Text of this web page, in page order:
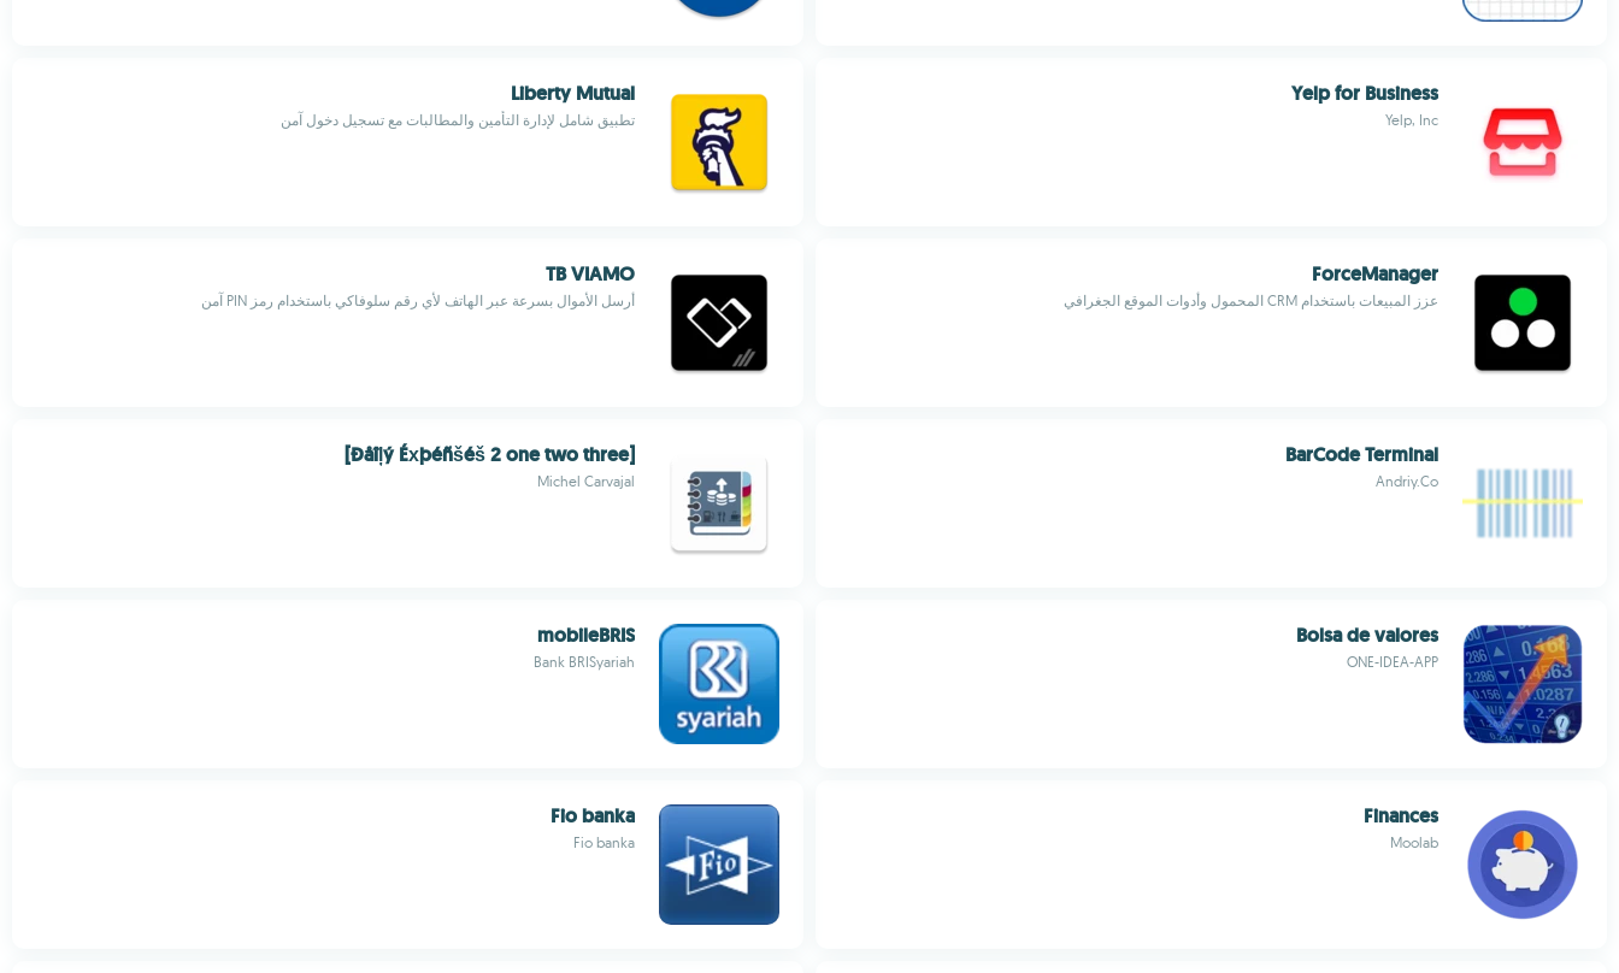
Yelp for Business
Yelp, Inc
Liberty Mutual
تطبيق شامل لإدارة التأمين والمطالبات مع تسجيل دخول آمن
ForceManager
عزز المبيعات باستخدام CRM المحمول وأدوات الموقع الجغرافي
TB VIAMO
أرسل الأموال بسرعة عبر الهاتف لأي رقم سلوفاكي باستخدام رمز PIN آمن
BarCode Terminal
Andriy.Co
[Ðåîļý Éхþéñšéš 2 one two three]
Michel Carvajal
Bolsa de valores
ONE-IDEA-APP
mobileBRIS
Bank BRISyariah
Finances
Moolab
Fio banka
Fio banka